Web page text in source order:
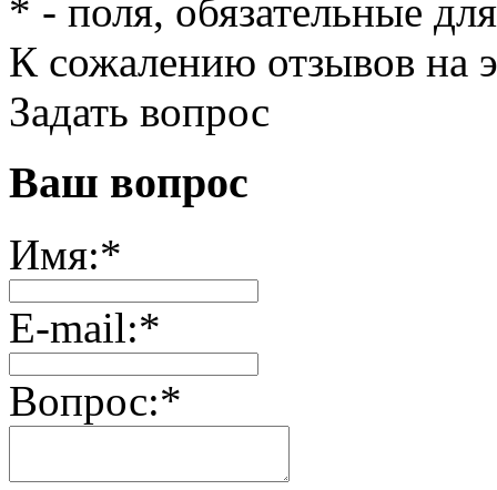
* - поля, обязательные
К сожалению отзывов на
Задать вопрос
Ваш вопрос
Имя:*
E-mail:*
Вопрос:*